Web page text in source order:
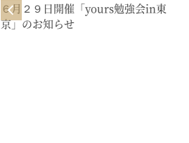
６月２９日開催「yours勉強会in東
京」のお知らせ